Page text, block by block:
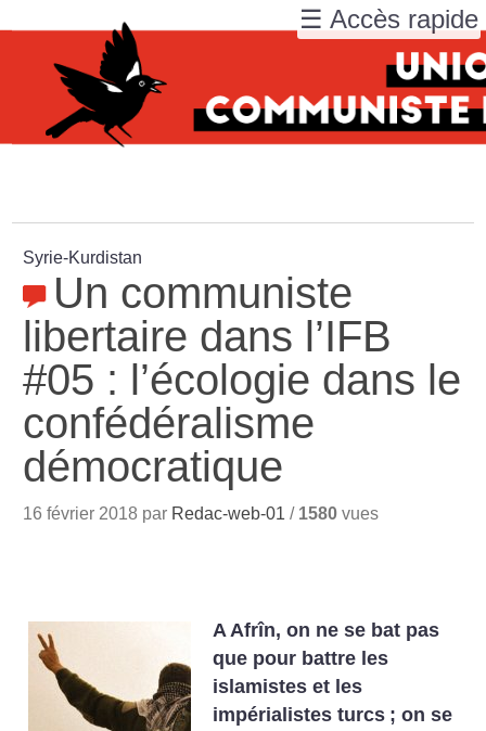
Syrie-Kurdistan
Un communiste
libertaire dans l’IFB
#05 : l’écologie dans le
confédéralisme
démocratique
16 février 2018 par Redac-web-01 / 1580 vues
A Afrîn, on ne se bat pas
que pour battre les
islamistes et les
impérialistes turcs ; on se
☰ Accès rapide